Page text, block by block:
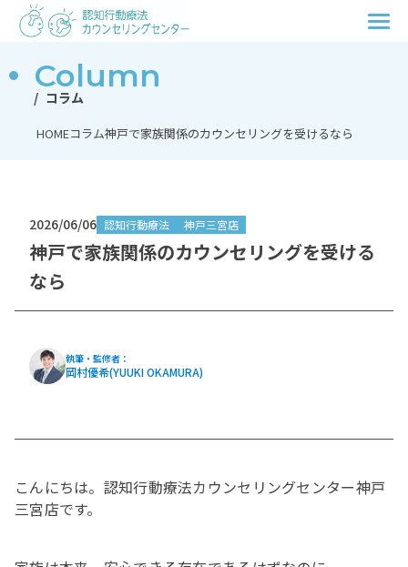
Column
コラム
HOMEコラム神戸で家族関係のカウンセリングを受けるなら
2026/06/06 認知行動療法 神戸三宮店
神戸で家族関係のカウンセリングを受ける
なら
執筆・監修者：
岡村優希(YUUKI OKAMURA)
こんにちは。認知行動療法カウンセリングセンター神戸
三宮店です。